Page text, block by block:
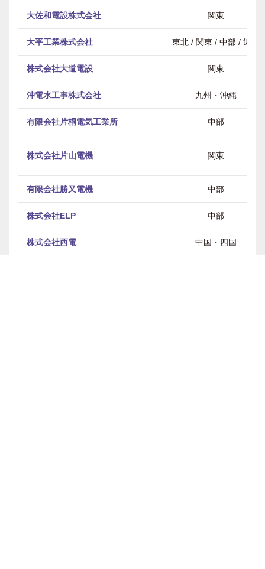
大佐和電設株式会社 関東
大平工業株式会社 東北 / 関東 / 中部 / 近畿
株式会社大道電設 関東
沖電水工事株式会社 九州・沖縄
有限会社片桐電気工業所 中部
株式会社片山電機 関東
有限会社勝又電機 中部
株式会社ELP 中部
株式会社西電 中国・四国